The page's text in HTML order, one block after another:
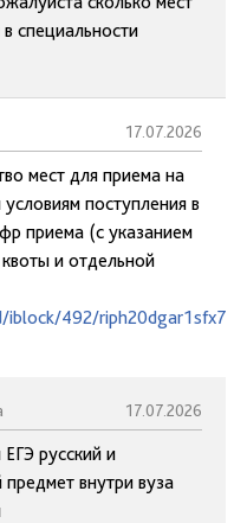
специальности
17.07.2026
мест для приема на
поступления в
приема (с указанием
и отдельной
492/
17.07.2026
русский и
внутри вуза